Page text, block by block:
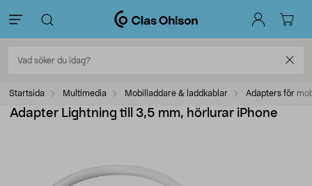
Startsida Multimedia Mobilladdare & laddkablar Adapters för
Adapter Lightning till 3,5 mm, hörlurar iPhone